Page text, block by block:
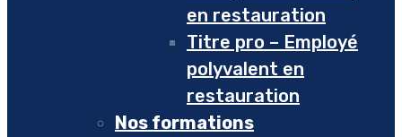
en restauration
Titre pro – Employé
polyvalent en
restauration
Nos formations